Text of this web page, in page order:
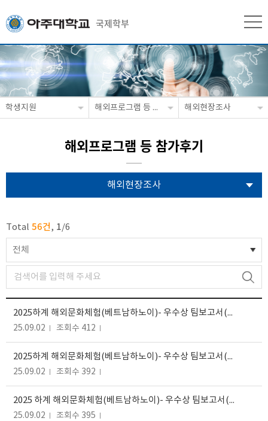
국제학부
학생지원 해외프로그램 등 참가후기 해외현장조사
해외프로그램 등 참가후기
해외현장조사
Total 56건, 1/6
전체
2025하계 해외문화체험(베트남하노이)- 우수상 팀보고서(하노잇츠)
25.09.02 조회수 412
2025하계 해외문화체험(베트남하노이)- 우수상 팀보고서(시장너머)
25.09.02 조회수 392
2025 하계 해외문화체험(베트남하노이)- 우수상 팀보고서(모빌컬쳐)
25.09.02 조회수 395